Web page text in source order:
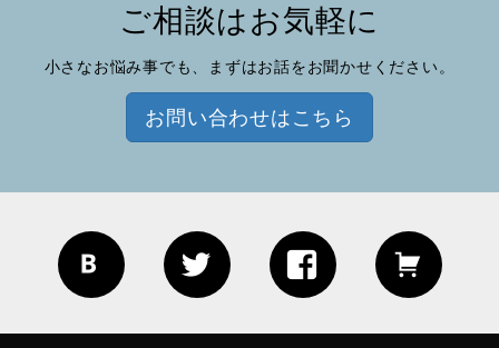
ご相談はお気軽に
小さなお悩み事でも、まずはお話をお聞かせください。
お問い合わせはこちら